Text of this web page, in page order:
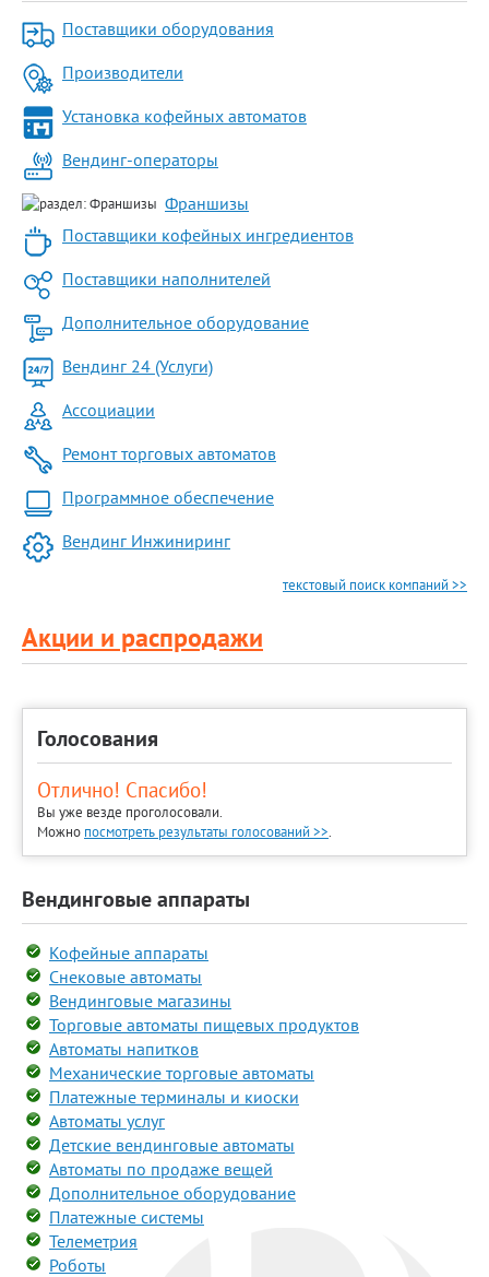
Поставщики оборудования
Производители
Установка кофейных автоматов
Вендинг-операторы
Франшизы
Поставщики кофейных ингредиентов
Поставщики наполнителей
Дополнительное оборудование
Вендинг 24 (Услуги)
Ассоциации
Ремонт торговых автоматов
Программное обеспечение
Вендинг Инжиниринг
текстовый поиск компаний >>
Акции и распродажи
Голосования
Отлично! Спасибо!
Вы уже везде проголосовали.
Можно посмотреть результаты голосований >>.
Вендинговые аппараты
Кофейные аппараты
Снековые автоматы
Вендинговые магазины
Торговые автоматы пищевых продуктов
Автоматы напитков
Механические торговые автоматы
Платежные терминалы и киоски
Автоматы услуг
Детские вендинговые автоматы
Автоматы по продаже вещей
Дополнительное оборудование
Платежные системы
Телеметрия
Роботы